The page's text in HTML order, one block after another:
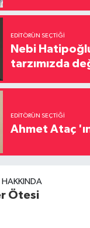
EDITÖRÜN SEÇTIĞI
Nebi
tarzımızda
EDITÖRÜN SEÇTIĞI
Ahmet Ataç
HAKKINDA
Ötesi